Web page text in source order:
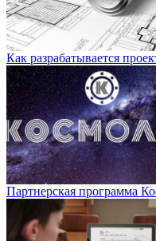
Как разрабатывается
Партнерская программа